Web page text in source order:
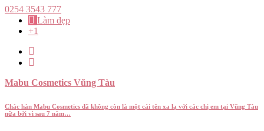
0254 3543 777
Làm đẹp
+1
Mabu Cosmetics Vũng Tàu
Chắc hẳn Mabu Cosmetics đã không còn là một cái tên xa lạ với các chị em tại Vũng Tàu
nữa bởi vì sau 7 năm…